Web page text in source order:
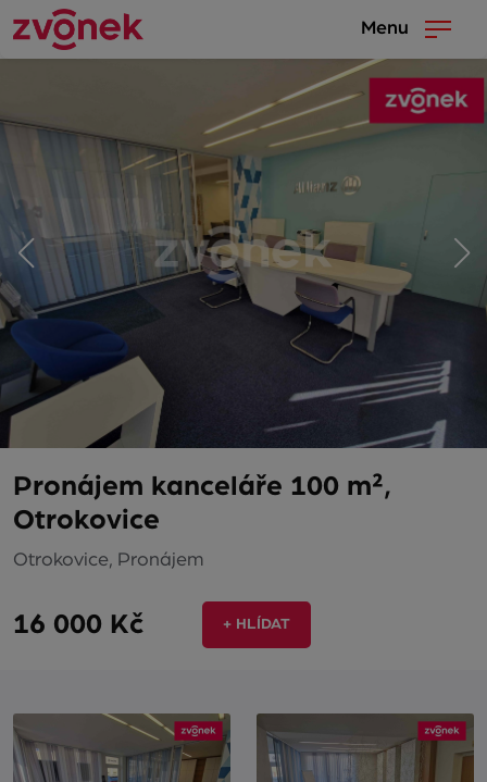
Menu
Pronájem kanceláře 100 m²,
Otrokovice
Otrokovice, Pronájem
16 000 Kč + HLÍDAT